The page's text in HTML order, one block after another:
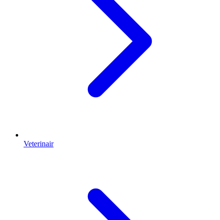
Veterinair